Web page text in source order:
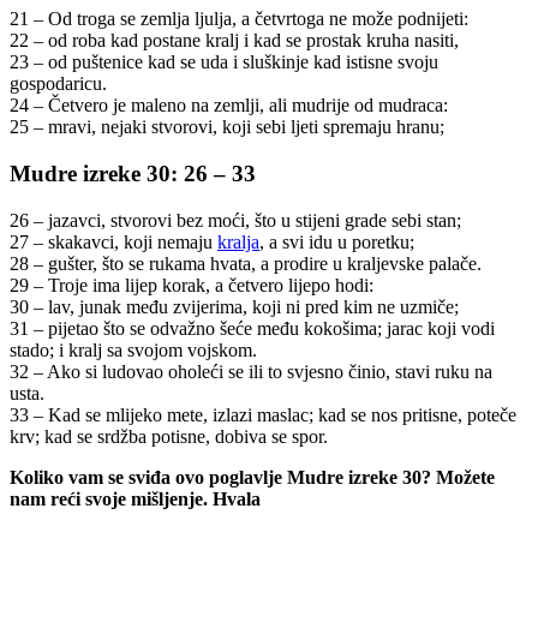
21 – Od troga se zemlja ljulja, a četvrtoga ne može podnijeti:
22 – od roba kad postane kralj i kad se prostak kruha nasiti,
23 – od puštenice kad se uda i sluškinje kad istisne svoju
gospodaricu.
24 – Četvero je maleno na zemlji, ali mudrije od mudraca:
25 – mravi, nejaki stvorovi, koji sebi ljeti spremaju hranu;
Mudre izreke 30: 26 – 33
26 – jazavci, stvorovi bez moći, što u stijeni grade sebi stan;
27 – skakavci, koji nemaju kralja, a svi idu u poretku;
28 – gušter, što se rukama hvata, a prodire u kraljevske palače.
29 – Troje ima lijep korak, a četvero lijepo hodi:
30 – lav, junak među zvijerima, koji ni pred kim ne uzmiče;
31 – pijetao što se odvažno šeće među kokošima; jarac koji vodi
stado; i kralj sa svojom vojskom.
32 – Ako si ludovao oholeći se ili to svjesno činio, stavi ruku na
usta.
33 – Kad se mlijeko mete, izlazi maslac; kad se nos pritisne, poteče
krv; kad se srdžba potisne, dobiva se spor.
Koliko vam se sviđa ovo poglavlje Mudre izreke 30? Možete
nam reći svoje mišljenje. Hvala